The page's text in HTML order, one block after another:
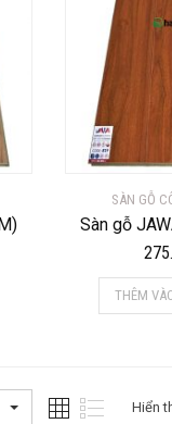
SÀN GỖ
Sàn gỗ
THÊM
Hiển